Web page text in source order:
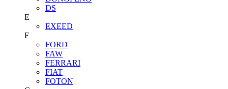
DS
E
EXEED
F
FORD
FAW
FERRARI
FIAT
FOTON